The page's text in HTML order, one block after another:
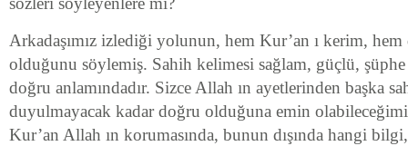
Arkadaşımız izlediği yolunun, hem Kur’an ı kerim,
olduğunu söylemiş. Sahih kelimesi sağlam, güçlü,
doğru anlamındadır. Sizce Allah ın ayetlerinden başka
duyulmayacak kadar doğru olduğuna emin
Kur’an Allah ın korumasında, bunun dışında hangi